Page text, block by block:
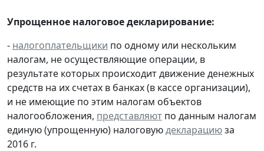
Упрощенное налоговое декларирование:
- налогоплательщики по одному или нескольким
налогам, не осуществляющие операции, в
результате которых происходит движение денежных
средств на их счетах в банках (в кассе организации),
и не имеющие по этим налогам объектов
налогообложения, представляют по данным налогам
единую (упрощенную) налоговуюдекларациюза
2016 г.